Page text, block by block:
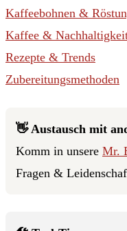
Kaffeebohnen &
Kaffee &
Rezepte & Trends
Zubereitungsmethoden
👋 Austausch mit
Komm in unsere Mr.
Fragen &